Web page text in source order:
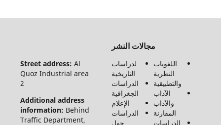
مجالات النشر
اللغويات
الآداب
الدراسات
لدراسات
التاريخية
الدراسات
الجغرافية
الإعلام
الدراسات
حول
Street address:
Quoz Industrial area
Additional address
information:
Behind
Traffic Department,
لـ مجلة
الإنسانيات
والاجتماع